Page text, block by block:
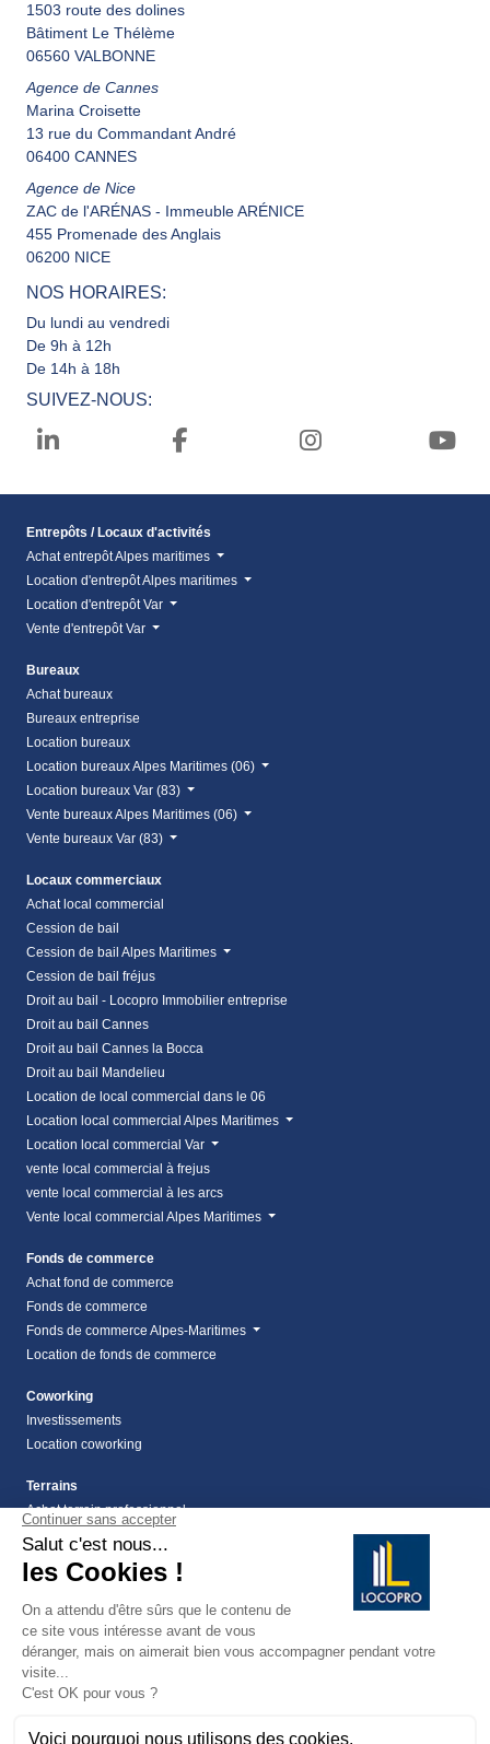
1503 route des dolines
Bâtiment Le Thélème
06560 VALBONNE
Agence de Cannes
Marina Croisette
13 rue du Commandant André
06400 CANNES
Agence de Nice
ZAC de l'ARÉNAS - Immeuble ARÉNICE
455 Promenade des Anglais
06200 NICE
NOS HORAIRES:
Du lundi au vendredi
De 9h à 12h
De 14h à 18h
SUIVEZ-NOUS:
Entrepôts / Locaux d'activités
Achat entrepôt Alpes maritimes
Location d'entrepôt Alpes maritimes
Location d'entrepôt Var
Vente d'entrepôt Var
Bureaux
Achat bureaux
Bureaux entreprise
Location bureaux
Location bureaux Alpes Maritimes (06)
Location bureaux Var (83)
Vente bureaux Alpes Maritimes (06)
Vente bureaux Var (83)
Locaux commerciaux
Achat local commercial
Cession de bail
Cession de bail Alpes Maritimes
Cession de bail fréjus
Droit au bail - Locopro Immobilier entreprise
Droit au bail Cannes
Droit au bail Cannes la Bocca
Droit au bail Mandelieu
Location de local commercial dans le 06
Location local commercial Alpes Maritimes
Location local commercial Var
vente local commercial à frejus
vente local commercial à les arcs
Vente local commercial Alpes Maritimes
Fonds de commerce
Achat fond de commerce
Fonds de commerce
Fonds de commerce Alpes-Maritimes
Location de fonds de commerce
Coworking
Investissements
Location coworking
Terrains
Achat terrain professionnel
location de terrain Alpes Maritimes (06)
Maritimes (06)
Terrains
Vente terrain Alpes maritimes (06)
vente terrains à montauroux